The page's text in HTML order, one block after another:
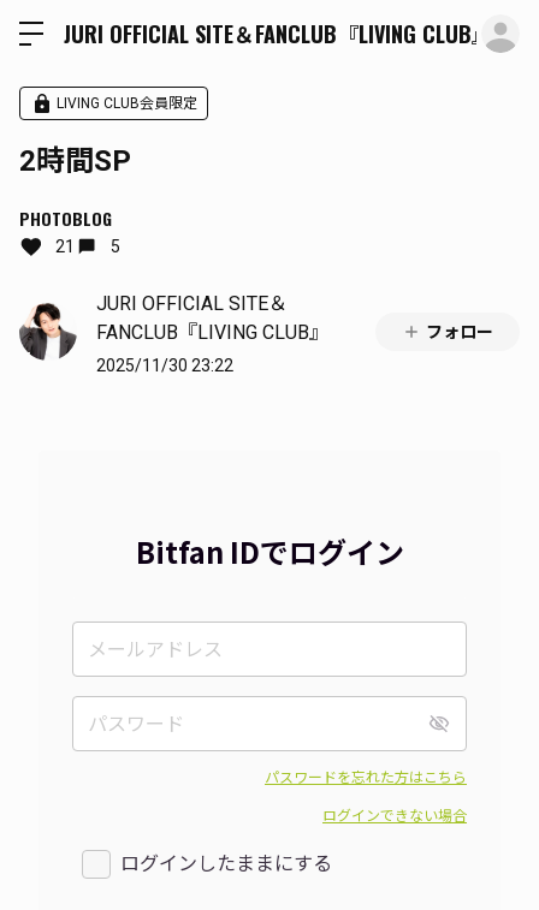
JURI OFFICIAL SITE＆FANCLUB『LIVING CLUB』
LIVING CLUB会員限定
2時間SP
PHOTOBLOG
21 5
JURI OFFICIAL SITE＆
FANCLUB『LIVING CLUB』
2025/11/30 23:22
フォロー
Bitfan IDでログイン
パスワードを忘れた方はこちら
ログインできない場合
ログインしたままにする